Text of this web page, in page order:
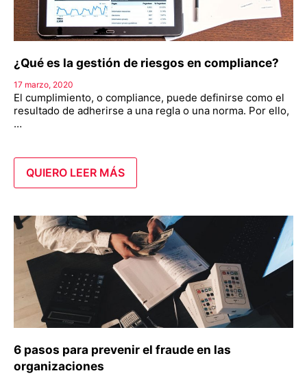
¿Qué es la gestión de riesgos en compliance?
17 marzo, 2020
El cumplimiento, o compliance, puede definirse como el
resultado de adherirse a una regla o una norma. Por ello,
…
QUIERO LEER MÁS
6 pasos para prevenir el fraude en las
organizaciones